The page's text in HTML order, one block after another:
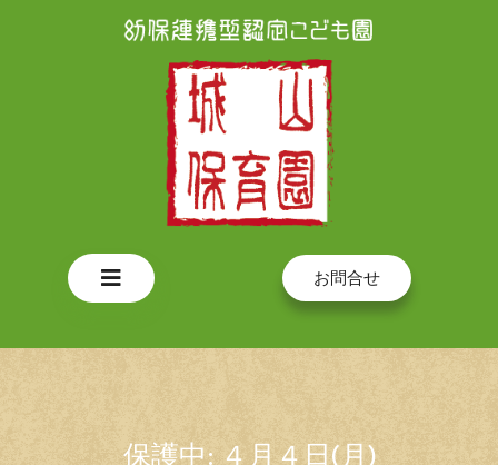
Open
お問合せ
保護中: ４月４日(月)